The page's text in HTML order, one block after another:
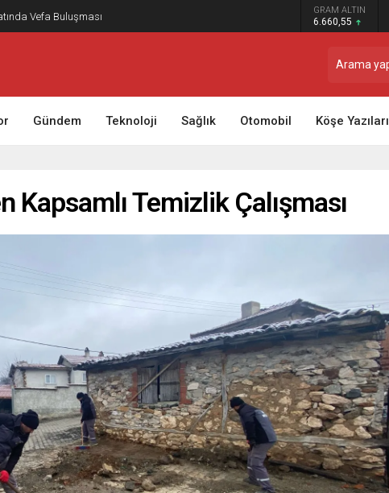
Vefa Buluşması GRAM ALTIN
6.660,55
Gündem Teknoloji Sağlık Otomobil Köşe Yazıları
Kapsamlı Temizlik Çalışması